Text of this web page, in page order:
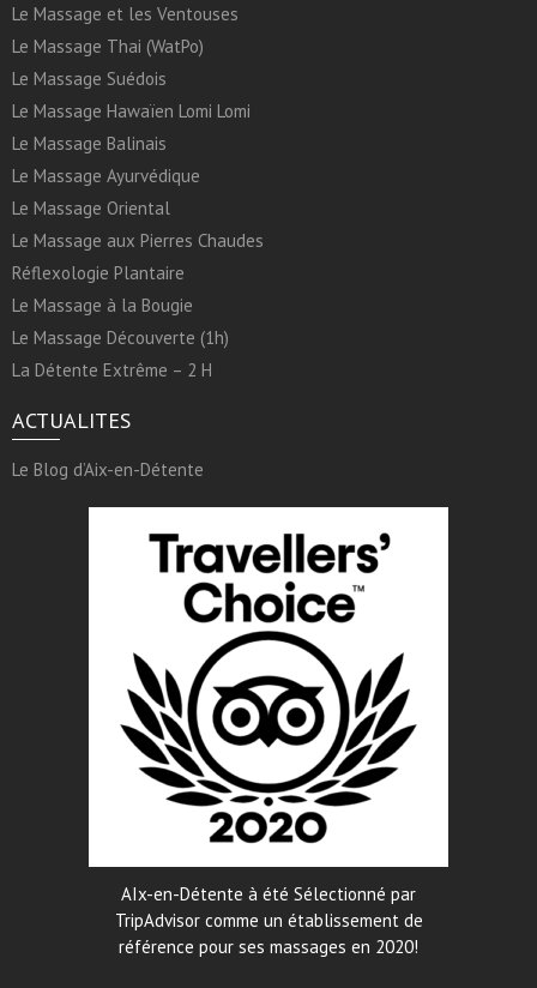
Le Massage et les Ventouses
Le Massage Thai (WatPo)
Le Massage Suédois
Le Massage Hawaïen Lomi Lomi
Le Massage Balinais
Le Massage Ayurvédique
Le Massage Oriental
Le Massage aux Pierres Chaudes
Réflexologie Plantaire
Le Massage à la Bougie
Le Massage Découverte (1h)
La Détente Extrême – 2 H
ACTUALITES
Le Blog d’Aix-en-Détente
AIx-en-Détente à été Sélectionné par
TripAdvisor comme un établissement de
référence pour ses massages en 2020!